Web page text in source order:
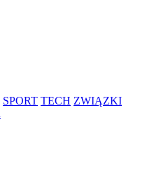
SPORT TECH ZWIĄZKI